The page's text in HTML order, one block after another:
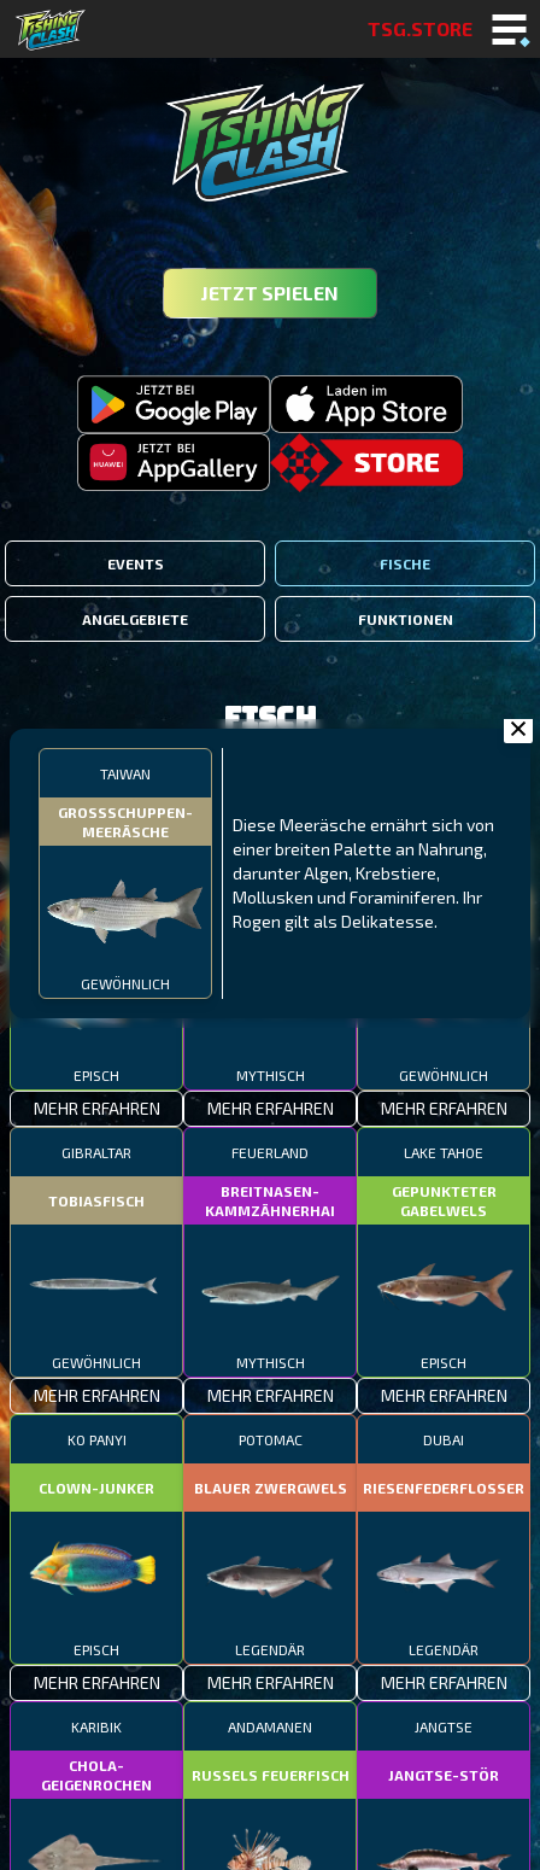
TSG.STORE
JETZT SPIELEN
EVENTS FISCHE
ANGELGEBIETE FUNKTIONEN
TAIWAN
GROSSSCHUPPEN-
MEERÄSCHE
GEWÖHNLICH
Diese Meeräsche ernährt sich von
einer breiten Palette an Nahrung,
darunter Algen, Krebstiere,
Mollusken und Foraminiferen. Ihr
Rogen gilt als Delikatesse.
Fisch
GESTRECKTER
SCHABEMUND-
BUNTBARSCH
EPISCH
MEHR ERFAHREN
NÖRDLICHE FJORDE
ATLANTISCHER LENG
MYTHISCH
MEHR ERFAHREN
GALAPAGOS-INSELN
MEXIKANISCHER
SCHWEINSLIPPFISCH
GEWÖHNLICH
MEHR ERFAHREN
GIBRALTAR
TOBIASFISCH
GEWÖHNLICH
MEHR ERFAHREN
FEUERLAND
BREITNASEN-
KAMMZÄHNERHAI
MYTHISCH
MEHR ERFAHREN
LAKE TAHOE
GEPUNKTETER
GABELWELS
EPISCH
MEHR ERFAHREN
KO PANYI
CLOWN-JUNKER
EPISCH
MEHR ERFAHREN
POTOMAC
BLAUER ZWERGWELS
LEGENDÄR
MEHR ERFAHREN
DUBAI
RIESENFEDERFLOSSER
LEGENDÄR
MEHR ERFAHREN
KARIBIK
CHOLA-
GEIGENROCHEN
ANDAMANEN
RUSSELS FEUERFISCH
JANGTSE
JANGTSE-STÖR